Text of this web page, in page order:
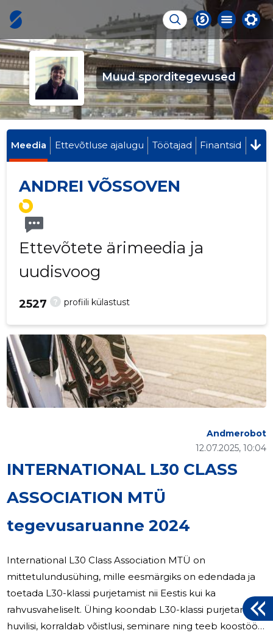
Muud sporditegevused
Meedia Ettevõtluse ajalugu Töötajad Finantsid
ANDREI VÕSSOVEN
Ettevõtete ärimeedia ja
uudisvoog
? profiili külastust
2527
INTERNATIONAL L30 CLASS
ASSOCIATION MTÜ
tegevusaruanne 2024
12.07.2025, 10:04
Andmerobot
International L30 Class Association MTÜ on
mittetulundusühing, mille eesmärgiks on edendada ja
toetada L30-klassi purjetamist nii Eestis kui ka
rahvusvaheliselt. Ühing koondab L30-klassi purjetamise
huvilisi, korraldab võistlusi, seminare ning teeb koostööd